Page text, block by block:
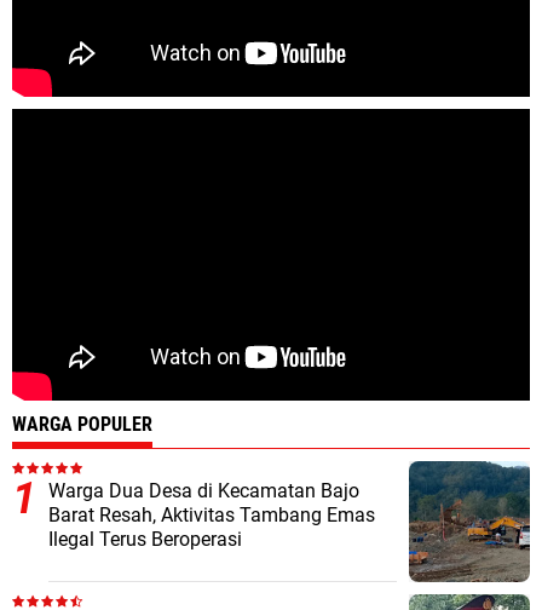
WARGA POPULER
Warga Dua Desa di Kecamatan Bajo
Barat Resah, Aktivitas Tambang Emas
Ilegal Terus Beroperasi